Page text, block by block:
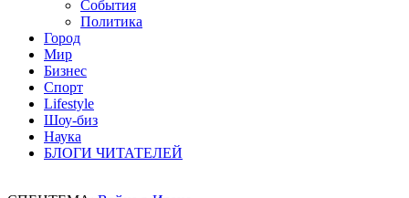
События
Политика
Город
Мир
Бизнес
Спорт
Lifestyle
Шоу-биз
Наука
БЛОГИ ЧИТАТЕЛЕЙ